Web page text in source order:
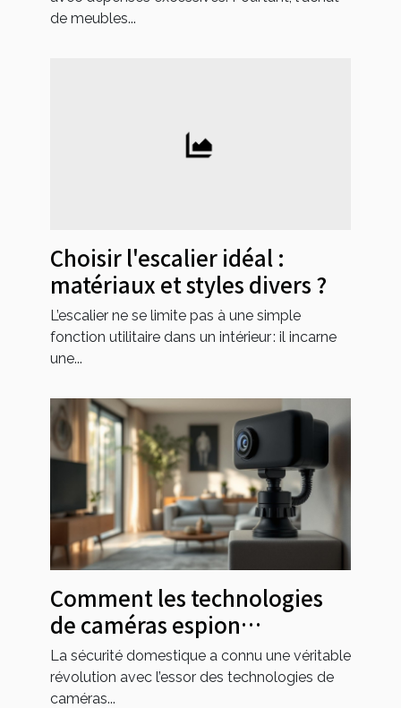
de meubles...
Choisir l'escalier idéal :
matériaux et styles divers ?
L’escalier ne se limite pas à une simple
fonction utilitaire dans un intérieur : il incarne
une...
Comment les technologies
de caméras espion
transforment-elles la
sécurité domestique ?
La sécurité domestique a connu une véritable
révolution avec l’essor des technologies de
caméras...